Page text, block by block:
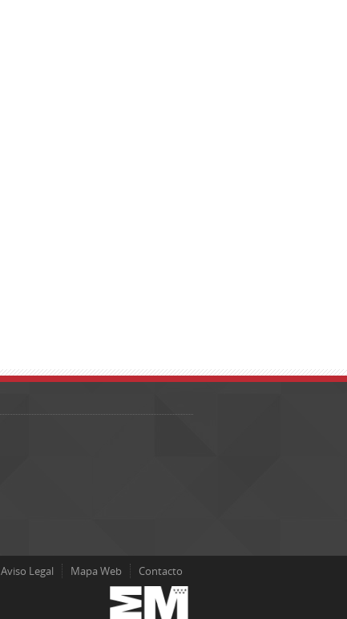
Aviso Legal Mapa Web Contacto